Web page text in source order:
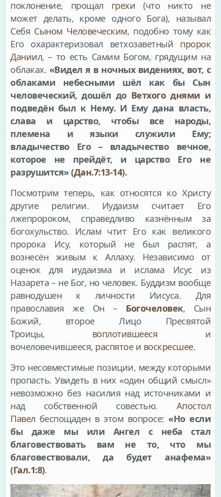
поклонение, прощал грехи (что никто не
может делать, кроме одного Бога), называл
Себя Сыном Человеческим, подобно тому как
Его охарактеризовал ветхозаветный пророк
Даниил, – то есть Самим Богом, грядущим на
облаках. «Видел я в ночных видениях, вот, с
облаками небесными шёл как бы Сын
человеческий, дошёл до Ветхого днями и
подведён был к Нему. И Ему дана власть,
слава и царство, чтобы все народы,
племена и языки служили Ему;
владычество Его – владычество вечное,
которое не прейдёт, и царство Его не
разрушится» (Дан.7:13-14).
Посмотрим теперь, как относятся ко Христу
другие религии. Иудаизм считает Его
лжепророком, справедливо казнённым за
богохульство. Ислам чтит Его как великого
пророка Ису, который не был распят, а
вознесён живым к Аллаху. Независимо от
оценок для иудаизма и ислама Исус из
Назарета – не Бог, но человек. Буддизм вообще
равнодушен к личности Иисуса. Для
православия же Он – Богочеловек, Сын
Божий, второе Лицо Пресвятой
Троицы, воплотившееся и
вочеловечившееся, распятоеи воскресшее.
Это несовместимые позиции, между которыми
пропасть. Увидеть в них «один общий смысл»
невозможно без насилия над источниками и
над собственной совестью. Апостол
Павел беспощаден в этом вопросе: «Но если
бы даже мы или Ангел с неба стал
благовествовать вам не то, что мы
благовествовали, да будет анафема»
(Гал.1:8).